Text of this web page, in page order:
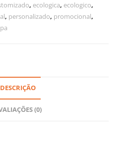
, ecologica, ecologico,
, personalizado, promocional,
DESCRIÇÃO
(0)